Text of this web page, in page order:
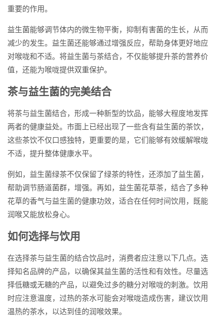
重要的作用。
益生菌能够调节体内的微生物平衡，抑制有害菌的生长，从而
减少的发生。益生菌还能够通过增强反应，帮助身体更好地应
对喉咙和不适。将益生菌与茶结合，不仅能够提升茶的营养价
值，还能为喉咙提供双重保护。
茶与益生菌的完美结合
将茶与益生菌结合，形成一种新型的饮品，能够大程度地发挥
两者的健康益处。市面上已经出现了一些含有益生菌的茶饮，
这些茶饮不仅口感独特，更重要的是，它们能够有效缓解喉咙
不适，提升整体健康水平。
例如，益生菌绿茶不仅保留了绿茶的特性，还添加了益生菌，
帮助调节肠道菌群，增强。再如，益生菌花草茶，结合了多种
花草的香气与益生菌的健康功效，适合在任何时间饮用，既能
润喉又能放松身心。
如何选择与饮用
在选择茶与益生菌的结合饮品时，消费者应注意以下几点。选
择知名品牌的产品，以确保其益生菌的活性和有效性。尽量选
择低糖或无糖的产品，以避免过多的糖分对喉咙的刺激。饮用
时应注意温度，过热的茶水可能会对喉咙造成伤害，建议饮用
温热的茶水，以达到佳的润喉效果。